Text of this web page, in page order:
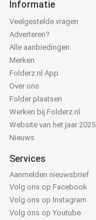
Informatie
Veelgestelde vragen
Adverteren?
Alle aanbiedingen
Merken
Folderz.nl App
Over ons
Folder plaatsen
Werken bij Folderz.nl
Website van het jaar 2025
Nieuws
Services
Aanmelden nieuwsbrief
Volg ons op Facebook
Volg ons op Instagram
Volg ons op Youtube